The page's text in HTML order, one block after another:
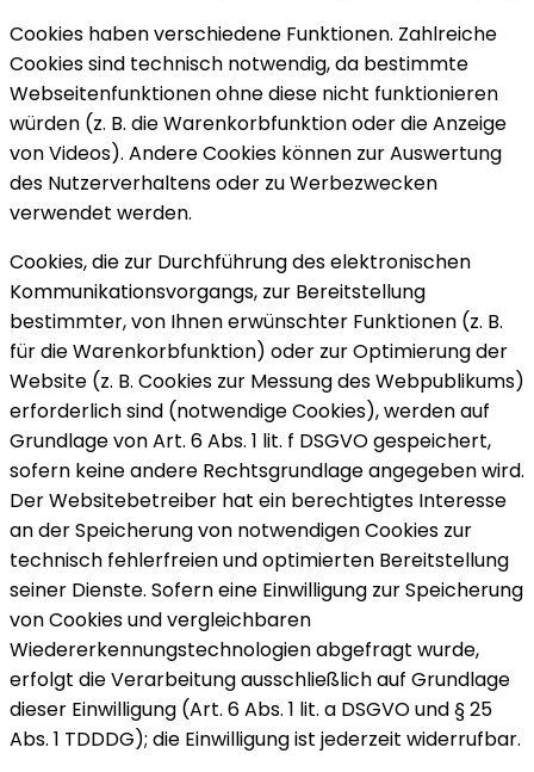
Cookies haben verschiedene Funktionen. Zahlreiche
Cookies sind technisch notwendig, da bestimmte
Webseitenfunktionen ohne diese nicht funktionieren
würden (z. B. die Warenkorbfunktion oder die Anzeige
von Videos). Andere Cookies können zur Auswertung
des Nutzerverhaltens oder zu Werbezwecken
verwendet werden.
Cookies, die zur Durchführung des elektronischen
Kommunikationsvorgangs, zur Bereitstellung
bestimmter, von Ihnen erwünschter Funktionen (z. B.
für die Warenkorbfunktion) oder zur Optimierung der
Website (z. B. Cookies zur Messung des Webpublikums)
erforderlich sind (notwendige Cookies), werden auf
Grundlage von Art. 6 Abs. 1 lit. f DSGVO gespeichert,
sofern keine andere Rechtsgrundlage angegeben wird.
Der Websitebetreiber hat ein berechtigtes Interesse
an der Speicherung von notwendigen Cookies zur
technisch fehlerfreien und optimierten Bereitstellung
seiner Dienste. Sofern eine Einwilligung zur Speicherung
von Cookies und vergleichbaren
Wiedererkennungstechnologien abgefragt wurde,
erfolgt die Verarbeitung ausschließlich auf Grundlage
dieser Einwilligung (Art. 6 Abs. 1 lit. a DSGVO und § 25
Abs. 1 TDDDG); die Einwilligung ist jederzeit widerrufbar.